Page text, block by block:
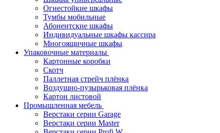
Огнестойкие шкафы
Тумбы мобильные
Абонентские шкафы
Индивидуальные шкафы кассира
Многоящичные шкафы
Упаковочные материалы
Картонные коробки
Скотч
Паллетная стрейч плёнка
Воздушно-пузырьковая плёнка
Картон листовой
Промышленная мебель
Верстаки серии Garage
Верстаки серии Master